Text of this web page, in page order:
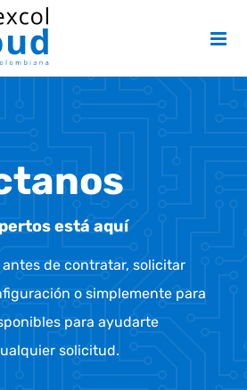
está aquí
de contratar, solicitar
o simplemente para
para ayudarte
solicitud.